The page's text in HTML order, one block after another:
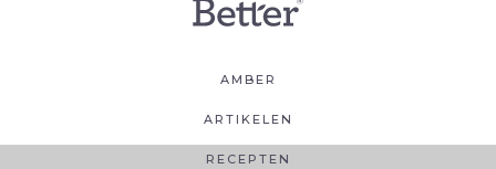
AMBER
ARTIKELEN
RECEPTEN